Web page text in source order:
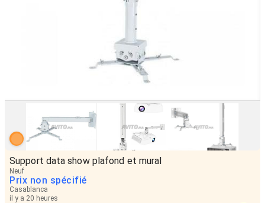
Support data show plafond et mural
Neuf
Prix non spécifié
Casablanca
il y a 20 heures